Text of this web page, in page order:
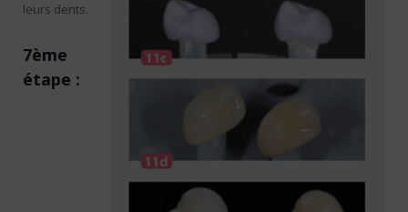
leurs dents.
7ème
étape :